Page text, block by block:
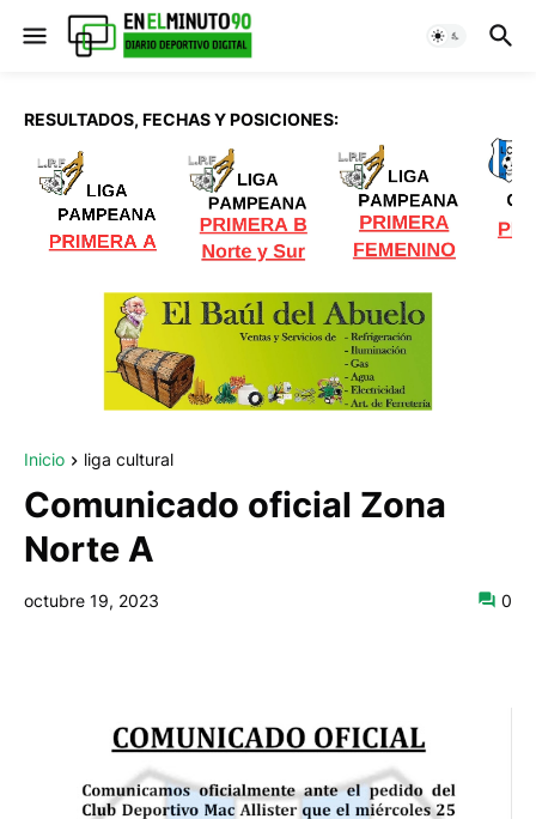
RESULTADOS, FECHAS Y POSICIONES:
Inicio liga cultural
Comunicado oficial Zona
Norte A
octubre 19, 2023 0